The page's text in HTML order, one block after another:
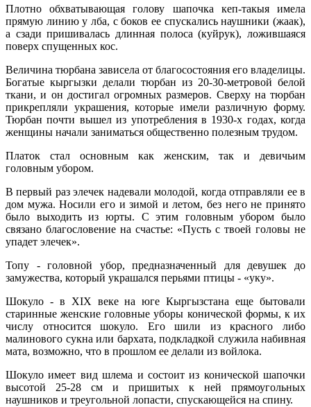
Плотно обхватывающая голову шапочка кеп-такыя имела
прямую линию у лба, с боков ее спускались наушники (жаак),
а сзади пришивалась длинная полоса (куйрук), ложившаяся
поверх спущенных кос.
Величина тюрбана зависела от благосостояния его владелицы.
Богатые кыргызки делали тюрбан из 20-30-метровой белой
ткани, и он достигал огромных размеров. Сверху на тюрбан
прикрепляли украшения, которые имели различную форму.
Тюрбан почти вышел из употребления в 1930-х годах, когда
женщины начали заниматься общественно полезным трудом.
Платок стал основным как женским, так и девичьим
головным убором.
В первый раз элечек надевали молодой, когда отправляли ее в
дом мужа. Носили его и зимой и летом, без него не принято
было выходить из юрты. С этим головным убором было
связано благословение на счастье: «Пусть с твоей головы не
упадет элечек».
Топу - головной убор, предназначенный для девушек до
замужества, который украшался перьями птицы - «уку».
Шокуло - в XIX веке на юге Кыргызстана еще бытовали
старинные женские головные уборы конической формы, к их
числу относится шокуло. Его шили из красного либо
малинового сукна или бархата, подкладкой служила набивная
мата, возможно, что в прошлом ее делали из войлока.
Шокуло имеет вид шлема и состоит из конической шапочки
высотой 25-28 см и пришитых к ней прямоугольных
наушников и треугольной лопасти, спускающейся на спину.